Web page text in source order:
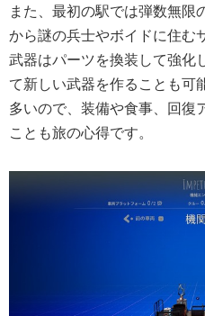
また、最初の駅では弾数無限
から謎の兵士やボイドに住む
武器はパーツを換装して強化
て新しい武器を作ることも可
多いので、装備や食事、回復
ことも旅の心得です。